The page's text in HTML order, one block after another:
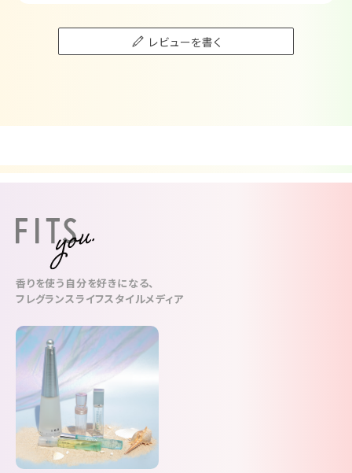
レビューを書く
香りを使う自分を好きになる、
フレグランスライフスタイルメディア